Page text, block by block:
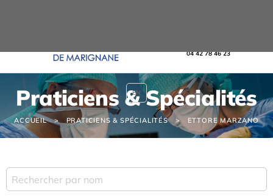
04 42 78 46 23
Praticiens & Spécialités
ACCUEIL PRATICIENS & SPÉCIALITÉS ETTORE MARZANO
EN